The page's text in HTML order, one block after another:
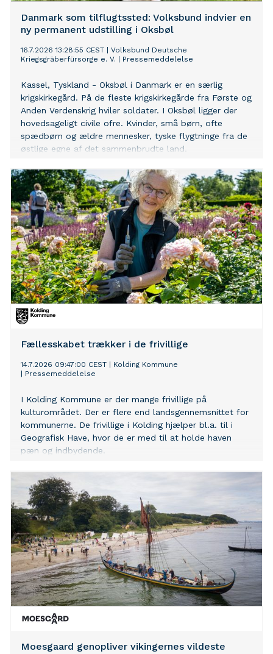
Danmark som tilflugtssted: Volksbund indvier en
ny permanent udstilling i Oksbøl
16.7.2026 13:28:55 CEST
Volksbund Deutsche
Kriegsgräberfürsorge e. V.
Pressemeddelelse
Kassel, Tyskland - Oksbøl i Danmark er en særlig
krigskirkegård. På de fleste krigskirkegårde fra Første og
Anden Verdenskrig hviler soldater. I Oksbøl ligger der
hovedsageligt civile ofre. Kvinder, små børn, ofte
spædbørn og ældre mennesker, tyske flygtninge fra de
østlige egne af det sammenbrudte land.
Fællesskabet trækker i de frivillige
14.7.2026 09:47:00 CEST
Kolding Kommune
Pressemeddelelse
I Kolding Kommune er der mange frivillige på
kulturområdet. Der er flere end landsgennemsnittet for
kommunerne. De frivillige i Kolding hjælper bl.a. til i
Geografisk Have, hvor de er med til at holde haven
pæn og indbydende.
Moesgaard genopliver vikingernes vildeste